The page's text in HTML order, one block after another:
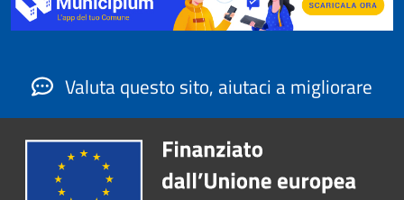
Valuta questo sito, aiutaci a migliorare